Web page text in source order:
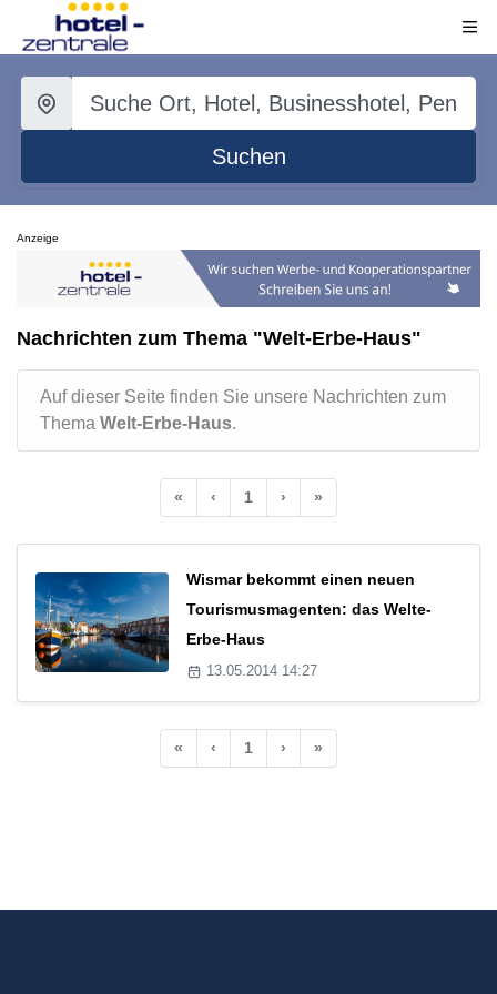
Suchen
Anzeige
Nachrichten zum Thema "Welt-Erbe-Haus"
Auf dieser Seite finden Sie unsere Nachrichten zum
Thema Welt-Erbe-Haus.
« ‹ 1 › »
Wismar bekommt einen neuen
Tourismusmagenten: das Welte-
Erbe-Haus
13.05.2014 14:27
« ‹ 1 › »